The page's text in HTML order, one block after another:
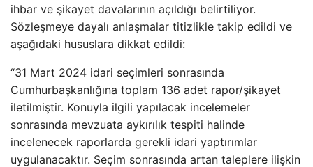
ihbar ve şikayet davalarının açıldığı belirtiliyor.
Sözleşmeye dayalı anlaşmalar titizlikle takip edildi ve
aşağıdaki hususlara dikkat edildi:
“31 Mart 2024 idari seçimleri sonrasında
Cumhurbaşkanlığına toplam 136 adet rapor/şikayet
iletilmiştir. Konuyla ilgili yapılacak incelemeler
sonrasında mevzuata aykırılık tespiti halinde
incelenecek raporlarda gerekli idari yaptırımlar
uygulanacaktır. Seçim sonrasında artan taleplere ilişkin